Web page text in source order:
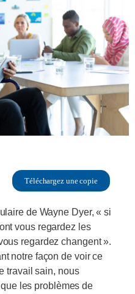
Téléchargez une copie
de Wayne Dyer, « si
vous regardez les
regardez changent ».
notre façon de voir ce
travail sain, nous
les problèmes de